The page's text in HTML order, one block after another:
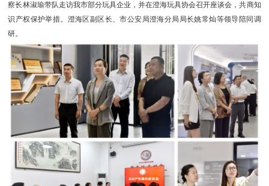
察长林淑瑜带队走访我市部分玩具企业，并在澄海玩具协会召开座谈会，共商知
识产权保护举措。澄海区副区长、市公安局澄海分局局长姚常灿等领导陪同调
研。